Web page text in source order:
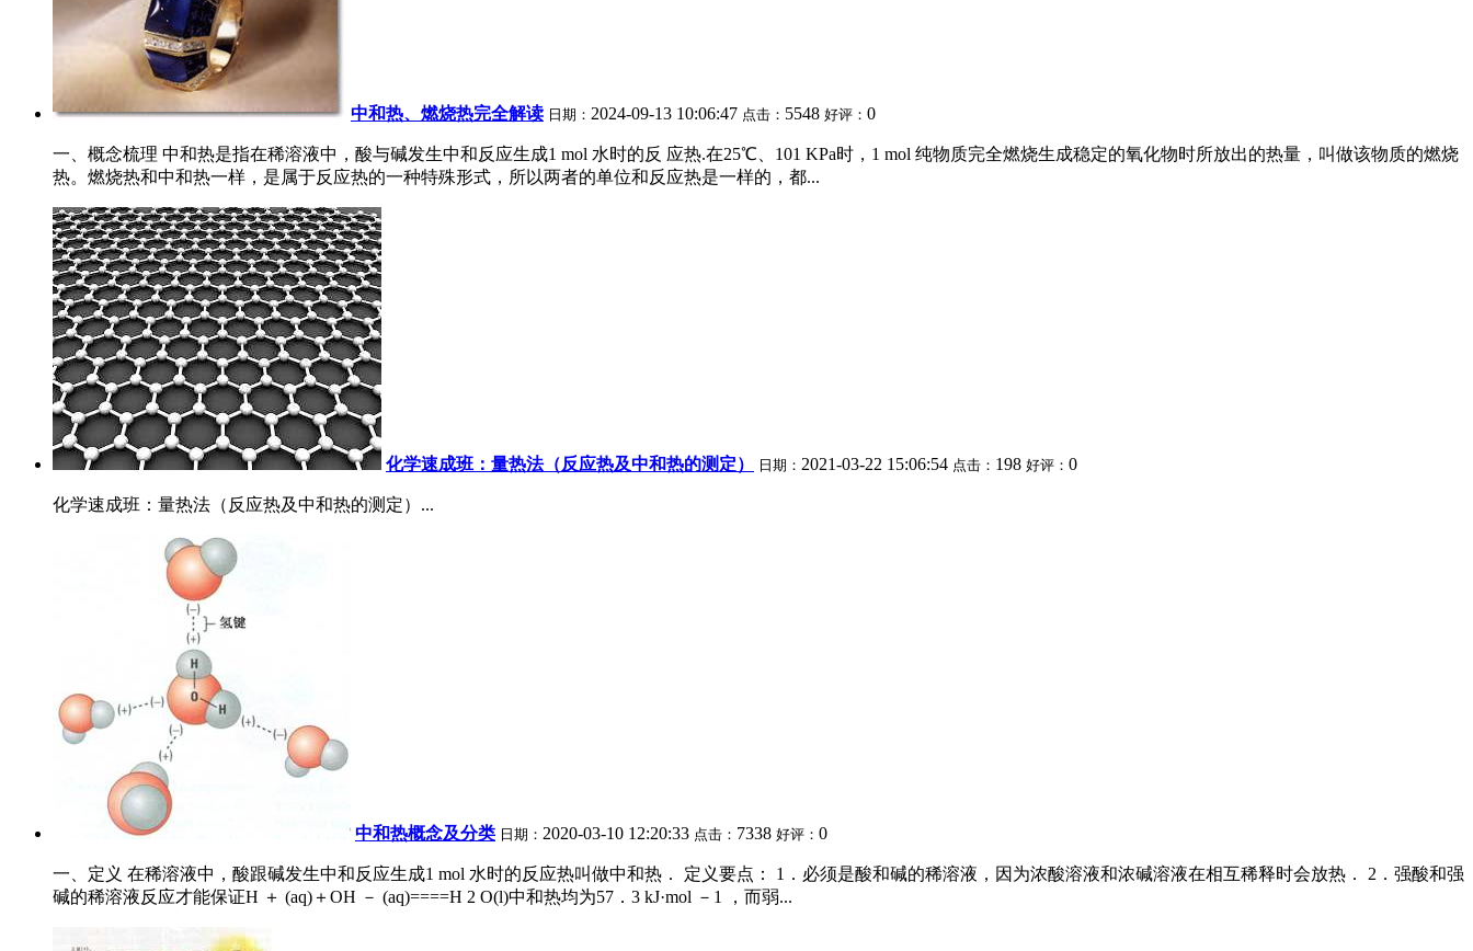
中和热、燃烧热完全解读 日期： 2024-09-13 10:06:47 点击： 5548 好评： 0
一、概念梳理 中和热是指在稀溶液中，酸与碱发生中和反应生成1 mol 水时的反 应热.在25℃、101 KPa时，1 mol 纯物质完全燃烧生成稳定的氧化物时所放出的热量，叫做该物质的燃烧
热。燃烧热和中和热一样，是属于反应热的一种特殊形式，所以两者的单位和反应热是一样的，都...
化学速成班：量热法（反应热及中和热的测定） 日期： 2021-03-22 15:06:54 点击： 198 好评： 0
化学速成班：量热法（反应热及中和热的测定）...
中和热概念及分类 日期： 2020-03-10 12:20:33 点击： 7338 好评： 0
一、定义 在稀溶液中，酸跟碱发生中和反应生成1 mol 水时的反应热叫做中和热． 定义要点： 1．必须是酸和碱的稀溶液，因为浓酸溶液和浓碱溶液在相互稀释时会放热． 2．强酸和强
碱的稀溶液反应才能保证H ＋ (aq)＋OH － (aq)====H 2 O(l)中和热均为57．3 kJ·mol －1 ，而弱...